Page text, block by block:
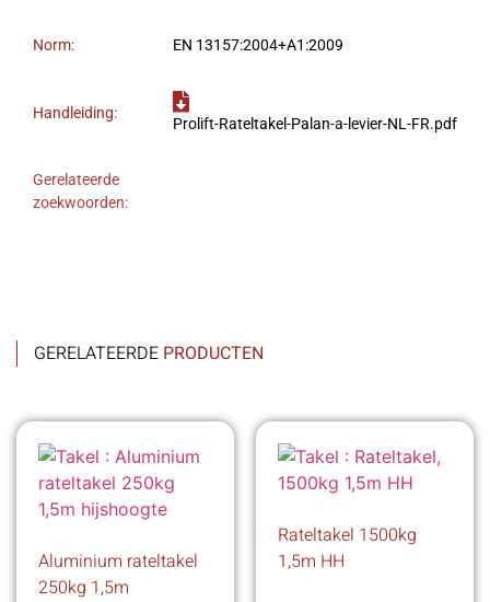
Norm: EN 13157:2004+A1:2009
Handleiding:
Prolift-Rateltakel-Palan-a-levier-NL-FR.pdf
Gerelateerde
zoekwoorden:
GERELATEERDE PRODUCTEN
Aluminium rateltakel
250kg 1,5m
Rateltakel 1500kg
1,5m HH